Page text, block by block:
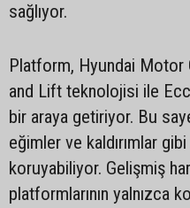
sağlıyor.
Platform, Hyundai Motor
and Lift teknolojisi ile
bir araya getiriyor. Bu
eğimler ve kaldırımlar
koruyabiliyor. Gelişmiş
platformlarının yalnızca